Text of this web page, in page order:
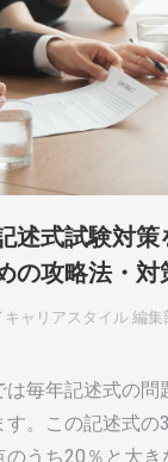
述式試験対策
の攻略法・対
キャリアスタイル 編集
毎年記述式の問
す。この記述式の
うち20％と大き